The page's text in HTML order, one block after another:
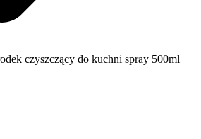
czyszczący do kuchni spray 500ml